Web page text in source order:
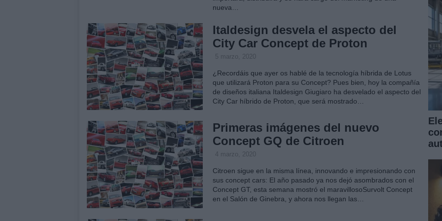
nueva…
Italdesign desvela el aspecto del
City Car Concept de Proton
5 marzo, 2020
¿Recordáis que ayer os hablé de la tecnología híbrida de Lotus
que utilizará Proton para su Concept? Pues bien, hoy la compañía
de diseños italiana Italdesign Giugiaro ha desvelado el aspecto del
City Car híbrido de Proton, que será mostrado…
Primeras imágenes del nuevo
Concept GQ de Citroen
4 marzo, 2020
Citroen sigue en la misma línea, innovando e impresionando con
sus concept cars: El año pasado ya nos dejó asombrados con el
Concept GT, esta semana mostró el maravillosoSurvolt Concept
en el Salón de Ginebra, y ahora nos llegan las…